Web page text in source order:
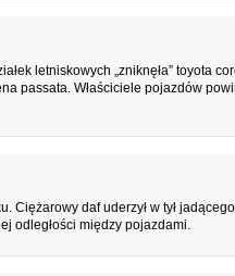
letniskowych „zniknęła” toyota
passata. Właściciele pojazdów
Ciężarowy daf uderzył w tył
odległości między pojazdami.